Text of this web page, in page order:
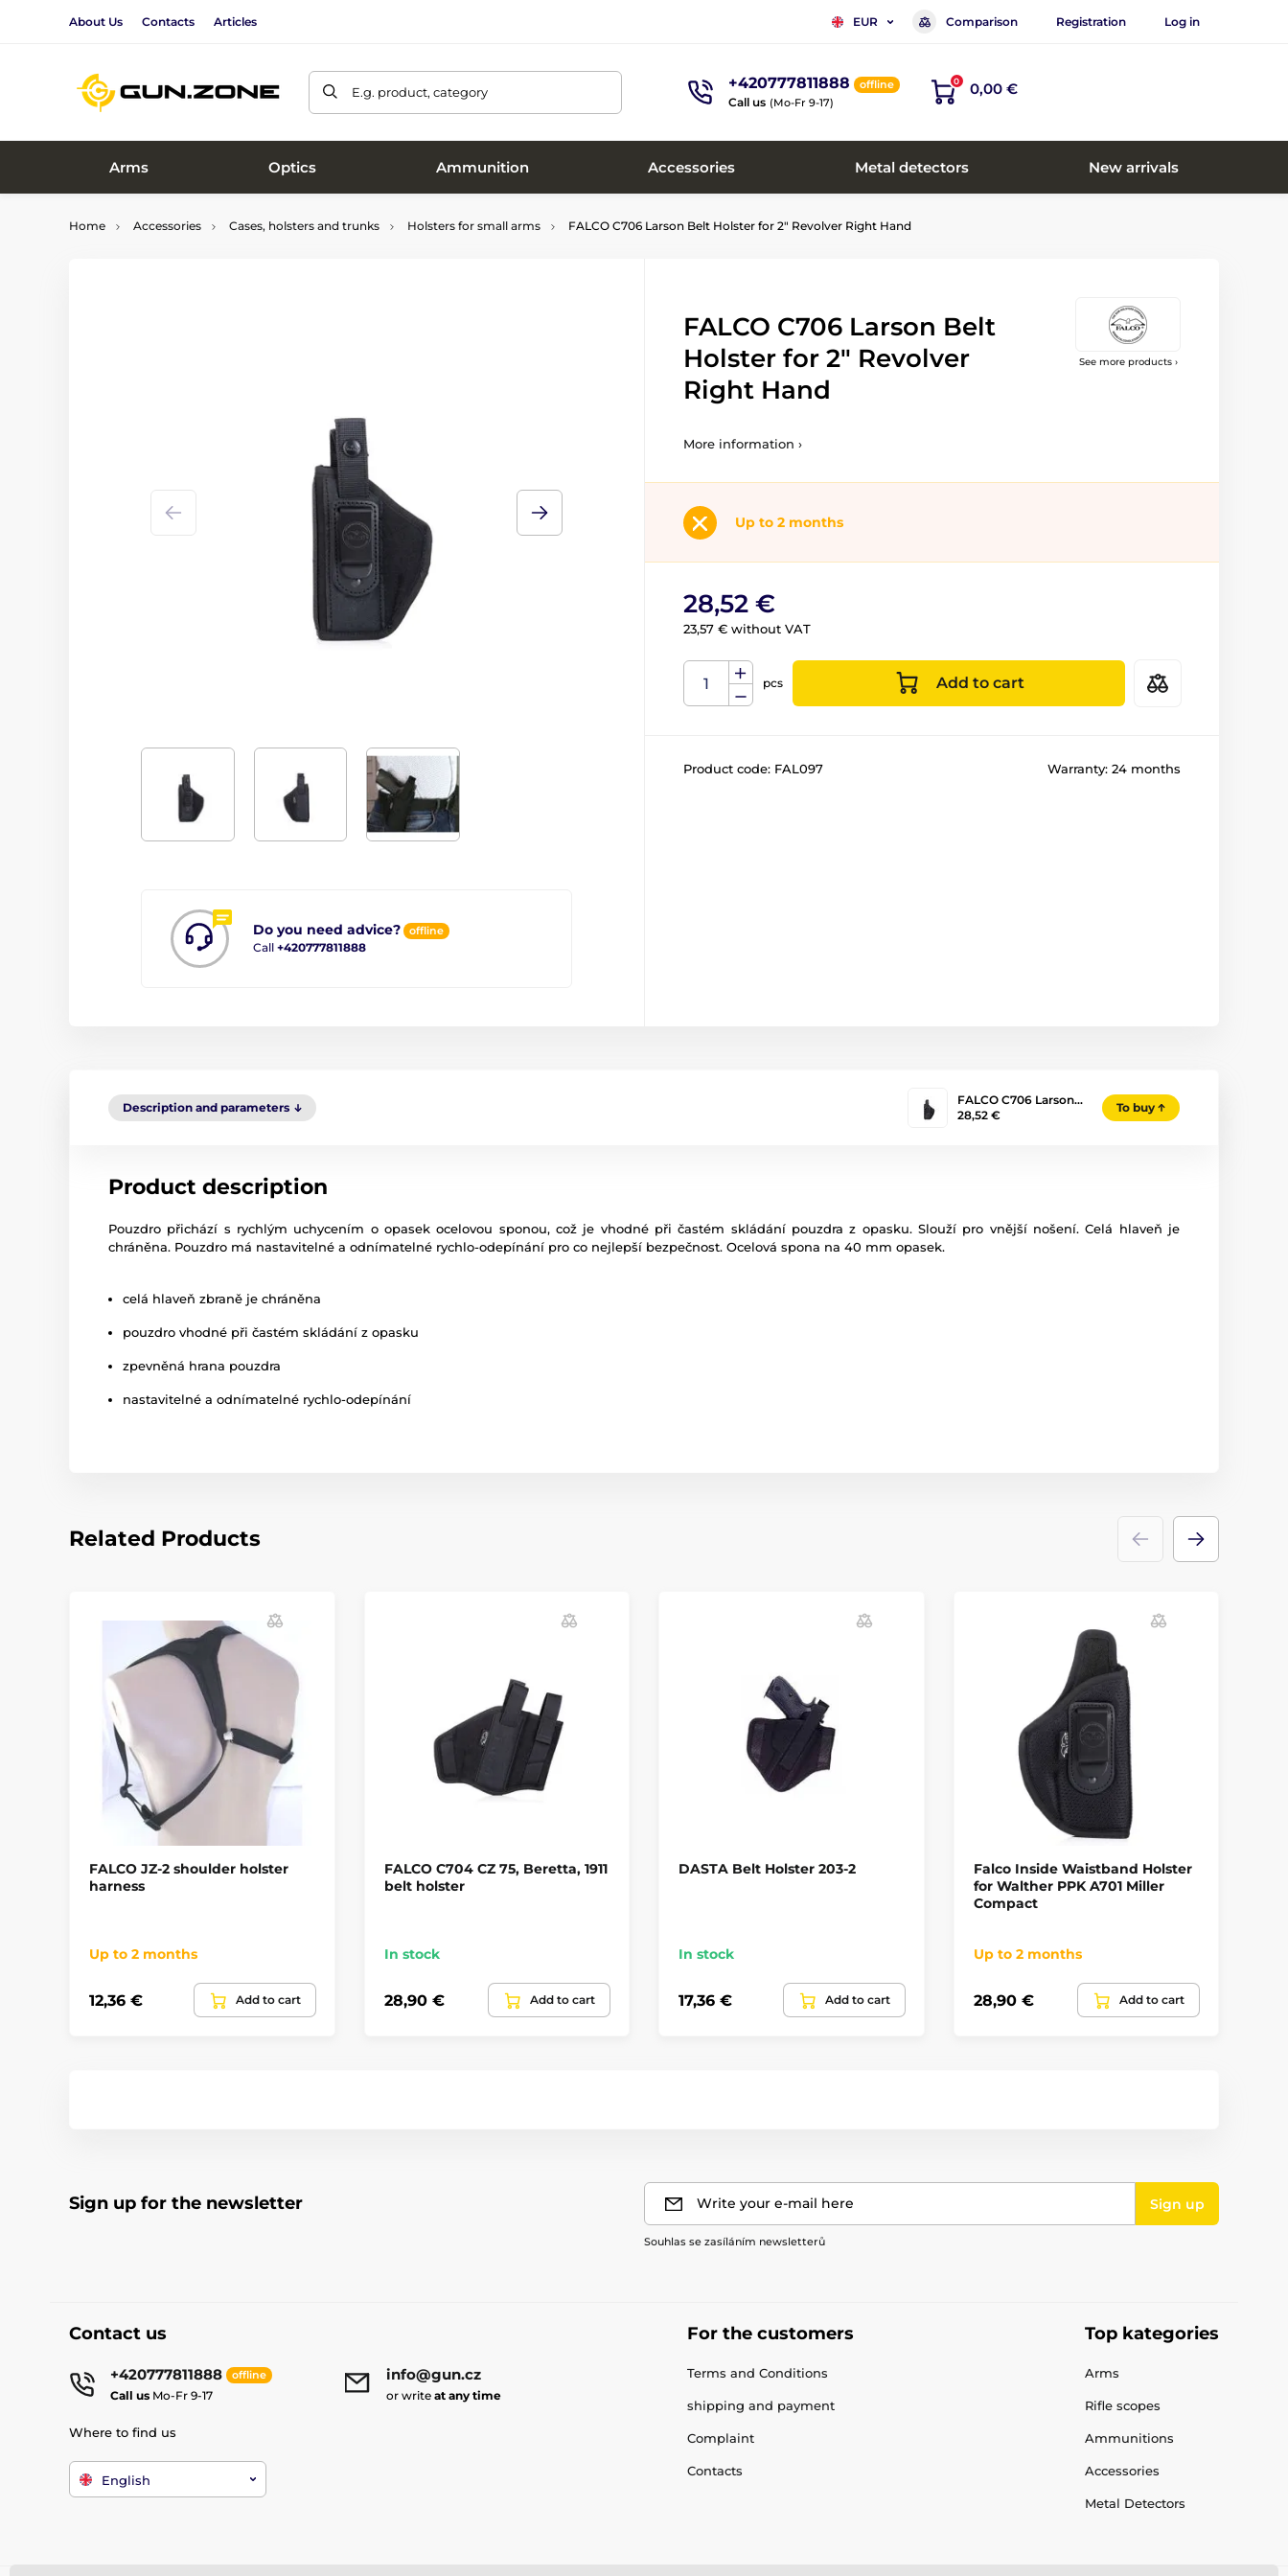
About Us Contacts Articles EUR Comparison Registration Log in
E.g. product, category +420777811888 offline
Call us (Mo-Fr 9-17)
0 0,00 €
Arms Optics Ammunition Accessories Metal detectors New arrivals
Home Accessories Cases, holsters and trunks Holsters for small arms FALCO C706 Larson Belt Holster for 2" Revolver Right Hand
See more products ›
Do you need advice? offline
Call +420777811888
FALCO C706 Larson Belt
Holster for 2" Revolver
Right Hand
More information ›
Up to 2 months
28,52 €
23,57 € without VAT
pcs Add to cart
Product code: FAL097 Warranty: 24 months
Description and parameters
FALCO C706 Larson…
28,52 €
To buy
Product description
Pouzdro přichází s rychlým uchycením o opasek ocelovou sponou, což je vhodné při častém skládání pouzdra z opasku. Slouží pro vnější nošení. Celá hlaveň je
chráněna. Pouzdro má nastavitelné a odnímatelné rychlo-odepínání pro co nejlepší bezpečnost. Ocelová spona na 40 mm opasek.
celá hlaveň zbraně je chráněna
pouzdro vhodné při častém skládání z opasku
zpevněná hrana pouzdra
nastavitelné a odnímatelné rychlo-odepínání
Related Products
FALCO JZ-2 shoulder holster
harness
Up to 2 months
12,36 € Add to cart
FALCO C704 CZ 75, Beretta, 1911
belt holster
In stock
28,90 € Add to cart
DASTA Belt Holster 203-2
In stock
17,36 € Add to cart
Falco Inside Waistband Holster
for Walther PPK A701 Miller
Compact
Up to 2 months
28,90 € Add to cart
Sign up for the newsletter Write your e-mail here Sign up
Souhlas se zasíláním newsletterů
Contact us
+420777811888 offline
Call us Mo-Fr 9-17
info@gun.cz
or write at any time
Where to find us
English
For the customers
Terms and Conditions
shipping and payment
Complaint
Contacts
Top kategories
Arms
Rifle scopes
Ammunitions
Accessories
Metal Detectors